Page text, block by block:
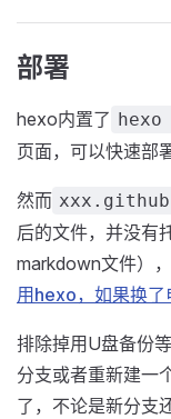
部署
hexo内置了 hexo
页面，可以快速部
然而
后的文件，并没有
markdown文件）
用hexo，如果换了
排除掉用U盘备份
分支或者重新建一
了，不论是新分支